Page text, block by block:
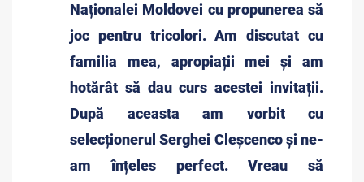
Naționalei Moldovei cu propunerea să
joc pentru tricolori. Am discutat cu
familia mea, apropiații mei și am
hotărât să dau curs acestei invitații.
După aceasta am vorbit cu
selecționerul Serghei Cleșcenco și ne-
am înțeles perfect. Vreau să